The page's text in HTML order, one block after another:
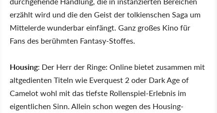
erzählt wird und die den Geist der tolkienschen Saga um
Mittelerde wunderbar einfängt. Ganz großes Kino für
Fans des berühmten Fantasy-Stoffes.
Housing: Der Herr der Ringe: Online bietet zusammen mit
altgedienten Titeln wie Everquest 2 oder Dark Age of
Camelot wohl mit das tiefste Rollenspiel-Erlebnis im
eigentlichen Sinn. Allein schon wegen des Housing-